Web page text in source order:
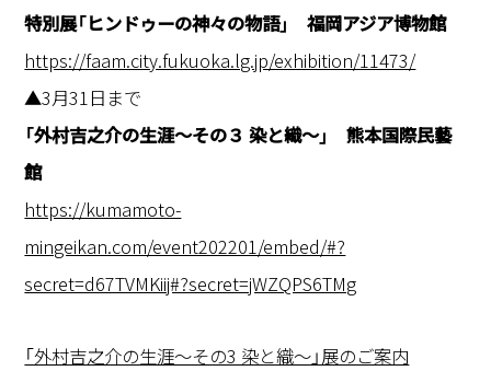
特別展「ヒンドゥーの神々の物語」 福岡アジア博物館
https://faam.city.fukuoka.lg.jp/exhibition/11473/
▲3月31日まで
「外村吉之介の生涯～その３ 染と織～」 熊本国際民藝
館
https://kumamoto-
mingeikan.com/event202201/embed/#?
secret=d67TVMKiij#?secret=jWZQPS6TMg
「外村吉之介の生涯～その3 染と織～」展のご案内